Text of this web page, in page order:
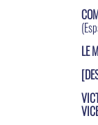
LE